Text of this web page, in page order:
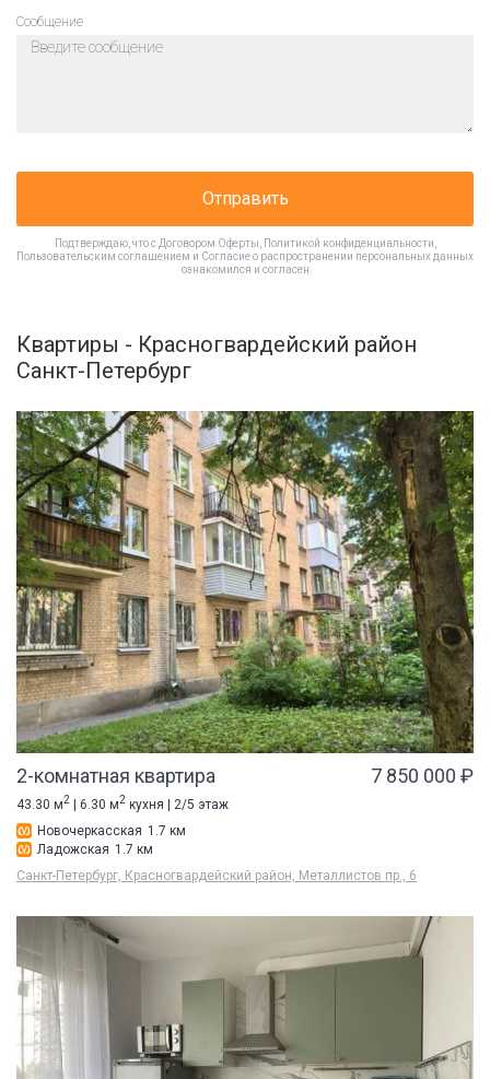
Cообщение
Отправить
Подтверждаю, что с Договором Оферты Политикой конфиденциальности
Пользовательским соглашением и Согласие о распространении персональных данных
ознакомился и согласен
Квартиры - Красногвардейский район
Санкт-Петербург
2-комнатная квартира 7 850 000 ₽
43.30 м2 | 6.30 м2 кухня | 2/5 этаж
Новочеркасская 1.7 км
Ладожская 1.7 км
Санкт-Петербург, Красногвардейский район, Металлистов пр., 6